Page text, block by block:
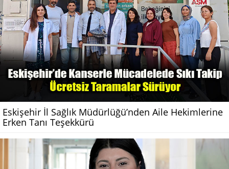
Eskişehir İl Sağlık Müdürlüğü’nden Aile Hekimlerine
Erken Tanı Teşekkürü